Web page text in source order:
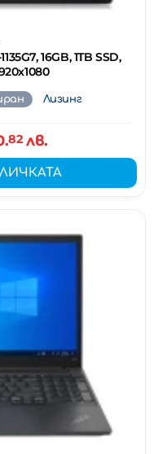
16GB, 1TB SSD,
Лизинг
82лв.